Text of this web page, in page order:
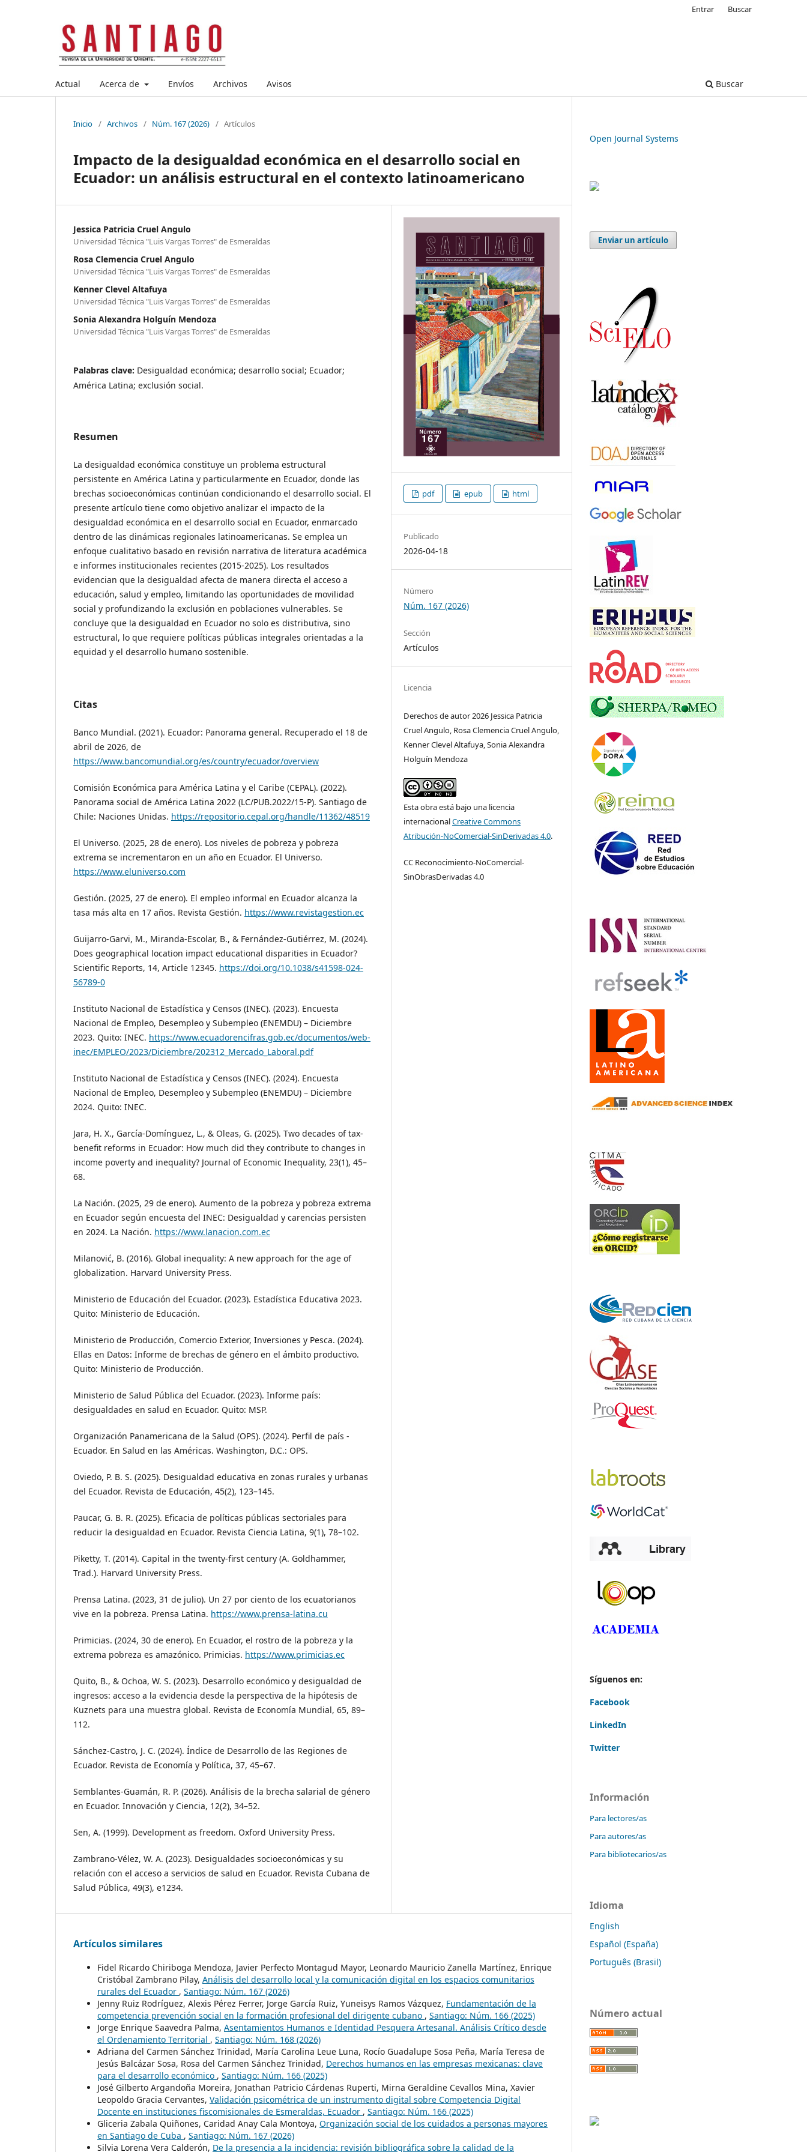
Actual Acerca de Envíos Archivos Avisos Buscar
Entrar Buscar
Inicio / Archivos / Núm. 167 (2026) / Artículos
Impacto de la desigualdad económica en el desarrollo social en
Ecuador: un análisis estructural en el contexto latinoamericano
Jessica Patricia Cruel Angulo
Universidad Técnica "Luis Vargas Torres" de Esmeraldas
Rosa Clemencia Cruel Angulo
Universidad Técnica "Luis Vargas Torres" de Esmeraldas
Kenner Clevel Altafuya
Universidad Técnica "Luis Vargas Torres" de Esmeraldas
Sonia Alexandra Holguín Mendoza
Universidad Técnica "Luis Vargas Torres" de Esmeraldas
Palabras clave: Desigualdad económica; desarrollo social; Ecuador;
América Latina; exclusión social.
Resumen
La desigualdad económica constituye un problema estructural
persistente en América Latina y particularmente en Ecuador, donde las
brechas socioeconómicas continúan condicionando el desarrollo social. El
presente artículo tiene como objetivo analizar el impacto de la
desigualdad económica en el desarrollo social en Ecuador, enmarcado
dentro de las dinámicas regionales latinoamericanas. Se emplea un
enfoque cualitativo basado en revisión narrativa de literatura académica
e informes institucionales recientes (2015-2025). Los resultados
evidencian que la desigualdad afecta de manera directa el acceso a
educación, salud y empleo, limitando las oportunidades de movilidad
social y profundizando la exclusión en poblaciones vulnerables. Se
concluye que la desigualdad en Ecuador no solo es distributiva, sino
estructural, lo que requiere políticas públicas integrales orientadas a la
equidad y el desarrollo humano sostenible.
Citas
Banco Mundial. (2021). Ecuador: Panorama general. Recuperado el 18 de
abril de 2026, de
https://www.bancomundial.org/es/country/ecuador/overview
Comisión Económica para América Latina y el Caribe (CEPAL). (2022).
Panorama social de América Latina 2022 (LC/PUB.2022/15-P). Santiago de
Chile: Naciones Unidas. https://repositorio.cepal.org/handle/11362/48519
El Universo. (2025, 28 de enero). Los niveles de pobreza y pobreza
extrema se incrementaron en un año en Ecuador. El Universo.
https://www.eluniverso.com
Gestión. (2025, 27 de enero). El empleo informal en Ecuador alcanza la
tasa más alta en 17 años. Revista Gestión. https://www.revistagestion.ec
Guijarro-Garvi, M., Miranda-Escolar, B., & Fernández-Gutiérrez, M. (2024).
Does geographical location impact educational disparities in Ecuador?
Scientific Reports, 14, Article 12345. https://doi.org/10.1038/s41598-024-
56789-0
Instituto Nacional de Estadística y Censos (INEC). (2023). Encuesta
Nacional de Empleo, Desempleo y Subempleo (ENEMDU) – Diciembre
2023. Quito: INEC. https://www.ecuadorencifras.gob.ec/documentos/web-
inec/EMPLEO/2023/Diciembre/202312_Mercado_Laboral.pdf
Instituto Nacional de Estadística y Censos (INEC). (2024). Encuesta
Nacional de Empleo, Desempleo y Subempleo (ENEMDU) – Diciembre
2024. Quito: INEC.
Jara, H. X., García-Domínguez, L., & Oleas, G. (2025). Two decades of tax-
benefit reforms in Ecuador: How much did they contribute to changes in
income poverty and inequality? Journal of Economic Inequality, 23(1), 45–
68.
La Nación. (2025, 29 de enero). Aumento de la pobreza y pobreza extrema
en Ecuador según encuesta del INEC: Desigualdad y carencias persisten
en 2024. La Nación. https://www.lanacion.com.ec
Milanović, B. (2016). Global inequality: A new approach for the age of
globalization. Harvard University Press.
Ministerio de Educación del Ecuador. (2023). Estadística Educativa 2023.
Quito: Ministerio de Educación.
Ministerio de Producción, Comercio Exterior, Inversiones y Pesca. (2024).
Ellas en Datos: Informe de brechas de género en el ámbito productivo.
Quito: Ministerio de Producción.
Ministerio de Salud Pública del Ecuador. (2023). Informe país:
desigualdades en salud en Ecuador. Quito: MSP.
Organización Panamericana de la Salud (OPS). (2024). Perfil de país -
Ecuador. En Salud en las Américas. Washington, D.C.: OPS.
Oviedo, P. B. S. (2025). Desigualdad educativa en zonas rurales y urbanas
del Ecuador. Revista de Educación, 45(2), 123–145.
Paucar, G. B. R. (2025). Eficacia de políticas públicas sectoriales para
reducir la desigualdad en Ecuador. Revista Ciencia Latina, 9(1), 78–102.
Piketty, T. (2014). Capital in the twenty-first century (A. Goldhammer,
Trad.). Harvard University Press.
Prensa Latina. (2023, 31 de julio). Un 27 por ciento de los ecuatorianos
vive en la pobreza. Prensa Latina. https://www.prensa-latina.cu
Primicias. (2024, 30 de enero). En Ecuador, el rostro de la pobreza y la
extrema pobreza es amazónico. Primicias. https://www.primicias.ec
Quito, B., & Ochoa, W. S. (2023). Desarrollo económico y desigualdad de
ingresos: acceso a la evidencia desde la perspectiva de la hipótesis de
Kuznets para una muestra global. Revista de Economía Mundial, 65, 89–
112.
Sánchez-Castro, J. C. (2024). Índice de Desarrollo de las Regiones de
Ecuador. Revista de Economía y Política, 37, 45–67.
Semblantes-Guamán, R. P. (2026). Análisis de la brecha salarial de género
en Ecuador. Innovación y Ciencia, 12(2), 34–52.
Sen, A. (1999). Development as freedom. Oxford University Press.
Zambrano-Vélez, W. A. (2023). Desigualdades socioeconómicas y su
relación con el acceso a servicios de salud en Ecuador. Revista Cubana de
Salud Pública, 49(3), e1234.
pdf epub html
Publicado
2026-04-18
Número
Núm. 167 (2026)
Sección
Artículos
Licencia
Derechos de autor 2026 Jessica Patricia
Cruel Angulo, Rosa Clemencia Cruel Angulo,
Kenner Clevel Altafuya, Sonia Alexandra
Holguín Mendoza
Esta obra está bajo una licencia
internacionalCreative Commons
Atribución-NoComercial-SinDerivadas 4.0.
CC Reconocimiento-NoComercial-
SinObrasDerivadas 4.0
Artículos similares
Fidel Ricardo Chiriboga Mendoza, Javier Perfecto Montagud Mayor, Leonardo Mauricio Zanella Martínez, Enrique
Cristóbal Zambrano Pilay, Análisis del desarrollo local y la comunicación digital en los espacios comunitarios
rurales del Ecuador , Santiago: Núm. 167 (2026)
Jenny Ruiz Rodríguez, Alexis Pérez Ferrer, Jorge García Ruiz, Yuneisys Ramos Vázquez, Fundamentación de la
competencia prevención social en la formación profesional del dirigente cubano , Santiago: Núm. 166 (2025)
Jorge Enrique Saavedra Palma, Asentamientos Humanos e Identidad Pesquera Artesanal. Análisis Crítico desde
el Ordenamiento Territorial , Santiago: Núm. 168 (2026)
Adriana del Carmen Sánchez Trinidad, María Carolina Leue Luna, Rocío Guadalupe Sosa Peña, María Teresa de
Jesús Balcázar Sosa, Rosa del Carmen Sánchez Trinidad, Derechos humanos en las empresas mexicanas: clave
para el desarrollo económico , Santiago: Núm. 166 (2025)
José Gilberto Argandoña Moreira, Jonathan Patricio Cárdenas Ruperti, Mirna Geraldine Cevallos Mina, Xavier
Leopoldo Gracia Cervantes, Validación psicométrica de un instrumento digital sobre Competencia Digital
Docente en instituciones fiscomisionales de Esmeraldas, Ecuador , Santiago: Núm. 166 (2025)
Gliceria Zabala Quiñones, Caridad Anay Cala Montoya, Organización social de los cuidados a personas mayores
en Santiago de Cuba , Santiago: Núm. 167 (2026)
Silvia Lorena Vera Calderón, De la presencia a la incidencia: revisión bibliográfica sobre la calidad de la
Open Journal Systems
Enviar un artículo
Síguenos en:
Facebook
LinkedIn
Twitter
Información
Para lectores/as
Para autores/as
Para bibliotecarios/as
Idioma
English
Español (España)
Português (Brasil)
Número actual